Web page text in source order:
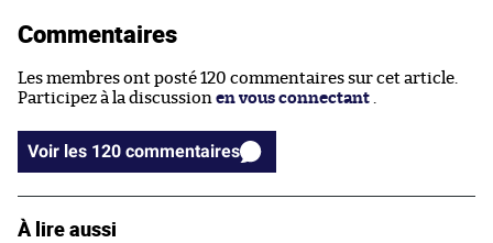
Commentaires
Les membres ont posté 120 commentaires sur cet article.
Participez à la discussion en vous connectant
Voir les 120 commentaires
À lire aussi